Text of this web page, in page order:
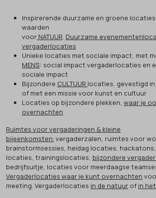
Inspirerende duurzame en groene
waarden
voor NATUUR. Duurzame
vergaderlocaties
Unieke locaties met sociale impact, met
MENS: social impact vergaderlocaties en
sociale impact
Bijzondere CULTUUR locaties, gevestigd
of met een missie voor kunst en cultuur
Locaties op bijzondere plekken, waar je
overnachten
Ruimtes voor vergaderingen & kleine
bijeenkomsten: vergaderzalen, ruimtes voor
brainstormsessies, heidag locaties,
locaties, trainingslocaties, bijzondere
bedrijfsuitje, locaties voor meerdaagse
Vergaderlocaties waar je kunt overnachten
meeting. Vergaderlocaties in de natuur of in